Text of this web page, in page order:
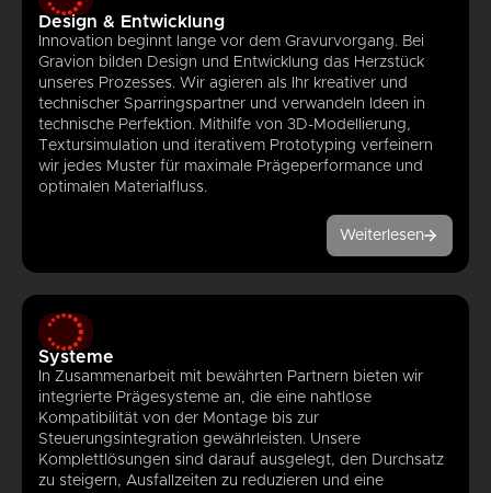
Design & Entwicklung
Innovation beginnt lange vor dem Gravurvorgang. Bei
Gravion bilden Design und Entwicklung das Herzstück
unseres Prozesses. Wir agieren als Ihr kreativer und
technischer Sparringspartner und verwandeln Ideen in
technische Perfektion. Mithilfe von 3D-Modellierung,
Textursimulation und iterativem Prototyping verfeinern
wir jedes Muster für maximale Prägeperformance und
optimalen Materialfluss.
Weiterlesen
Systeme
In Zusammenarbeit mit bewährten Partnern bieten wir
integrierte Prägesysteme an, die eine nahtlose
Kompatibilität von der Montage bis zur
Steuerungsintegration gewährleisten. Unsere
Komplettlösungen sind darauf ausgelegt, den Durchsatz
zu steigern, Ausfallzeiten zu reduzieren und eine